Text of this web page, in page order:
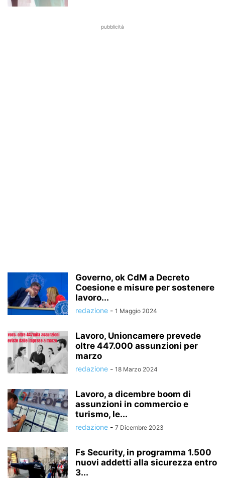
pubblicità
Governo, ok CdM a Decreto
Coesione e misure per sostenere
lavoro...
redazione - 1 Maggio 2024
Lavoro, Unioncamere prevede
oltre 447.000 assunzioni per
marzo
redazione - 18 Marzo 2024
Lavoro, a dicembre boom di
assunzioni in commercio e
turismo, le...
redazione - 7 Dicembre 2023
Fs Security, in programma 1.500
nuovi addetti alla sicurezza entro
3...